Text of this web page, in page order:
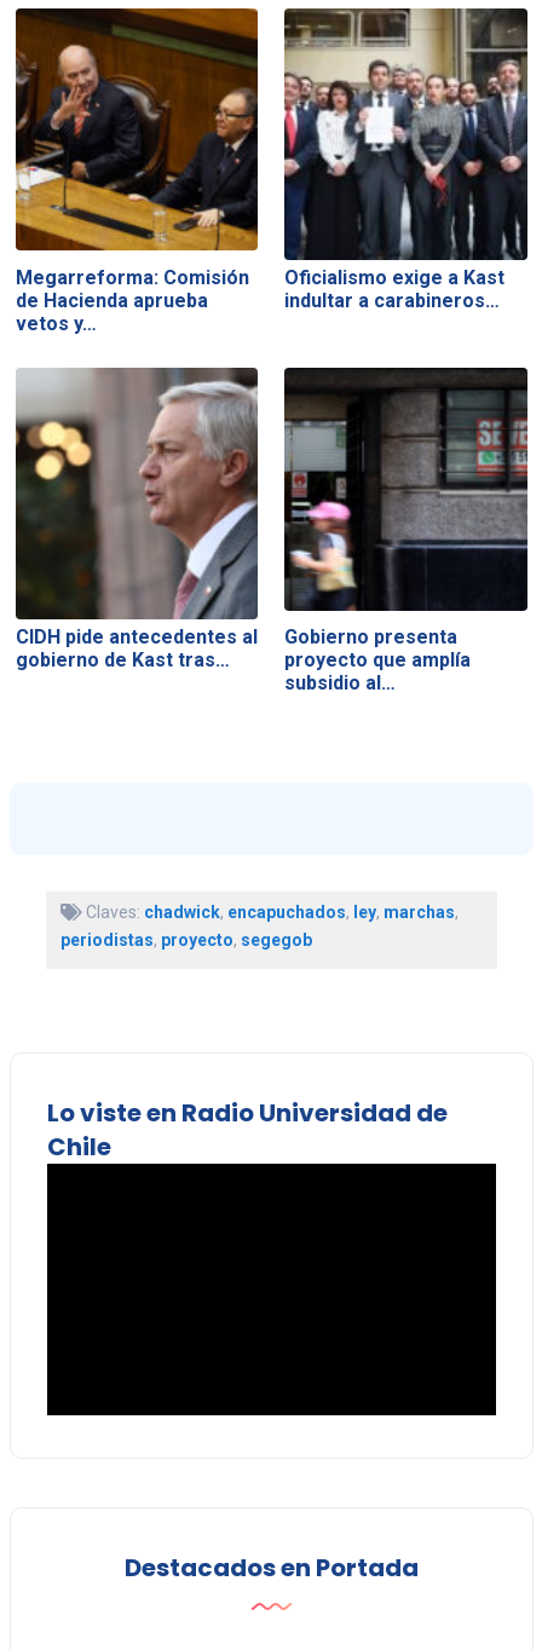
Megarreforma: Comisión
de Hacienda aprueba
vetos y…
Oficialismo exige a Kast
indultar a carabineros…
CIDH pide antecedentes al
gobierno de Kast tras…
Gobierno presenta
proyecto que amplía
subsidio al…
Claves: chadwick, encapuchados, ley, marchas,
periodistas, proyecto, segegob
Lo viste en Radio Universidad de
Chile
Destacados en Portada